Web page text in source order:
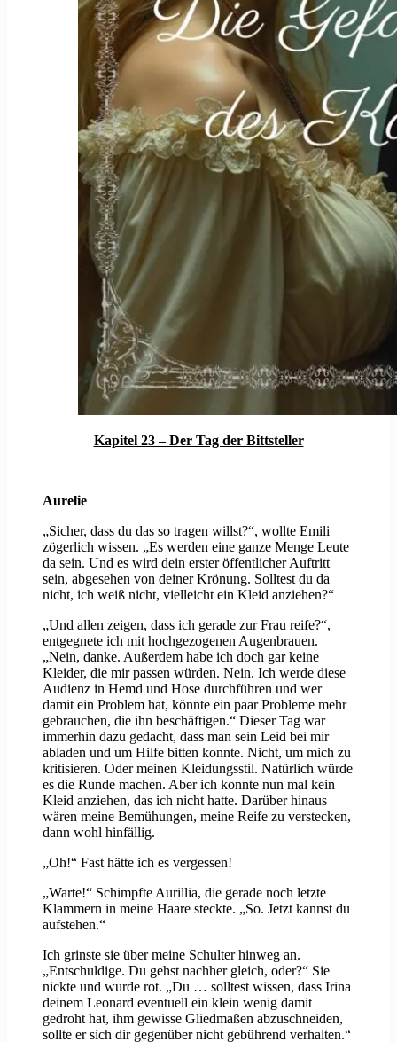
Kapitel 23 – Der Tag der Bittsteller
Aurelie
„Sicher, dass du das so tragen willst?“, wollte Emili
zögerlich wissen. „Es werden eine ganze Menge Leute
da sein. Und es wird dein erster öffentlicher Auftritt
sein, abgesehen von deiner Krönung. Solltest du da
nicht, ich weiß nicht, vielleicht ein Kleid anziehen?“
„Und allen zeigen, dass ich gerade zur Frau reife?“,
entgegnete ich mit hochgezogenen Augenbrauen.
„Nein, danke. Außerdem habe ich doch gar keine
Kleider, die mir passen würden. Nein. Ich werde diese
Audienz in Hemd und Hose durchführen und wer
damit ein Problem hat, könnte ein paar Probleme mehr
gebrauchen, die ihn beschäftigen.“ Dieser Tag war
immerhin dazu gedacht, dass man sein Leid bei mir
abladen und um Hilfe bitten konnte. Nicht, um mich zu
kritisieren. Oder meinen Kleidungsstil. Natürlich würde
es die Runde machen. Aber ich konnte nun mal kein
Kleid anziehen, das ich nicht hatte. Darüber hinaus
wären meine Bemühungen, meine Reife zu verstecken,
dann wohl hinfällig.
„Oh!“ Fast hätte ich es vergessen!
„Warte!“ Schimpfte Aurillia, die gerade noch letzte
Klammern in meine Haare steckte. „So. Jetzt kannst du
aufstehen.“
Ich grinste sie über meine Schulter hinweg an.
„Entschuldige. Du gehst nachher gleich, oder?“ Sie
nickte und wurde rot. „Du … solltest wissen, dass Irina
deinem Leonard eventuell ein klein wenig damit
gedroht hat, ihm gewisse Gliedmaßen abzuschneiden,
sollte er sich dir gegenüber nicht gebührend verhalten.“